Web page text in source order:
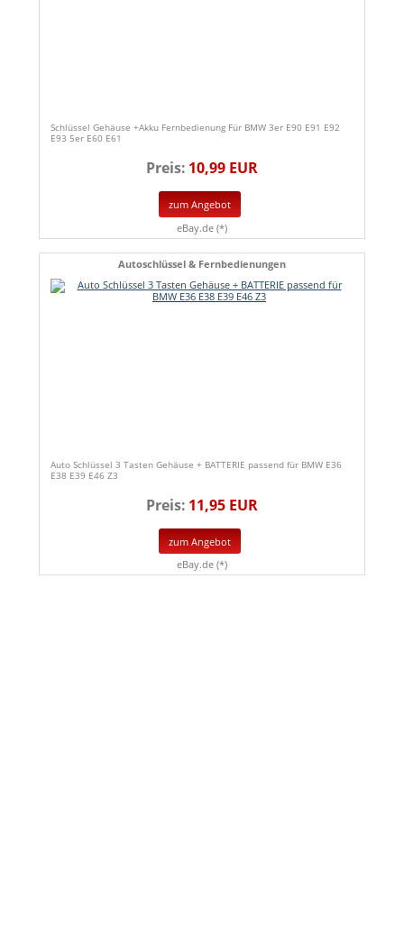
Schlüssel Gehäuse +Akku Fernbedienung Für BMW 3er E90 E91 E92
E93 5er E60 E61
Preis: 10,99 EUR
zum Angebot
eBay.de (*)
Autoschlüssel & Fernbedienungen
Auto Schlüssel 3 Tasten Gehäuse + BATTERIE passend für BMW E36
E38 E39 E46 Z3
Preis: 11,95 EUR
zum Angebot
eBay.de (*)